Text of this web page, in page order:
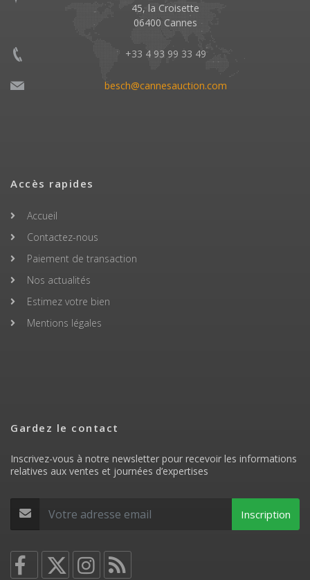
45, la Croisette
06400 Cannes
+33 4 93 99 33 49
besch@cannesauction.com
Accès rapides
Accueil
Contactez-nous
Paiement de transaction
Nos actualités
Estimez votre bien
Mentions légales
Gardez le contact
Inscrivez-vous à notre newsletter pour recevoir les informations
relatives aux ventes et journées d’expertises
Inscription